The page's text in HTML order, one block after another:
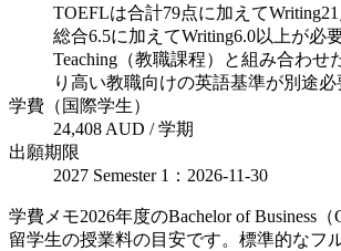
TOEFLは合計79点に加えて
総合6.5に加えてWriting6.0以上が必
Teaching（教職課程）と組み合わせ
り高い教職向けの英語基準が別途必
学費（国際学生）
24,408 AUD / 学期
出願期限
2027 Semester 1：2026-11-30
学費メモ2026年度のBachelor of Business
留学生の授業料の目安です。標準的なフ